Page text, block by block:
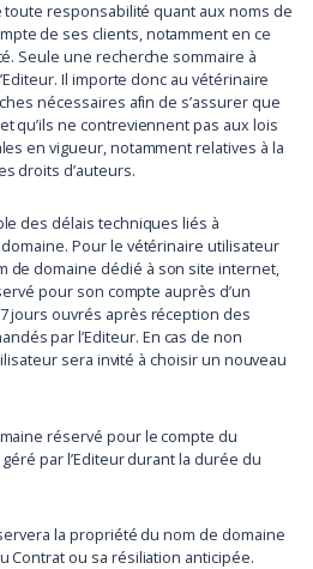
toute responsabilité quant aux noms de
de ses clients, notamment en ce
Seule une recherche sommaire à
Il importe donc au vétérinaire
nécessaires afin de s’assurer que
qu’ils ne contreviennent pas aux lois
en vigueur, notamment relatives à la
droits d’auteurs.
des délais techniques liés à
domaine. Pour le vétérinaire utilisateur
de domaine dédié à son site internet,
pour son compte auprès d’un
jours ouvrés après réception des
par l’Editeur. En cas de non
sera invité à choisir un nouveau
réservé pour le compte du
par l’Editeur durant la durée du
la propriété du nom de domaine
Contrat ou sa résiliation anticipée.